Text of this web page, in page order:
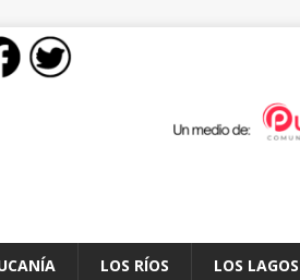
LOS RÍOS LOS LAGOS